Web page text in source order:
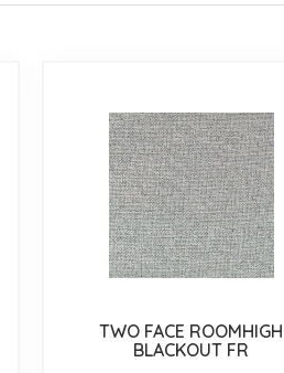
TWO FACE ROOMHIGH
BLACKOUT FR